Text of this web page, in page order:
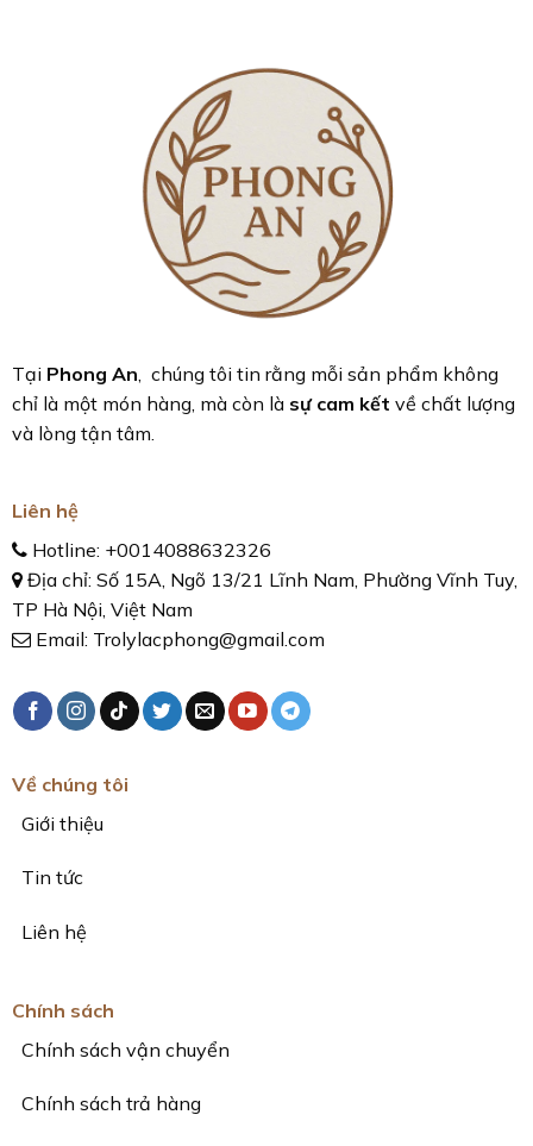
Tại Phong An , chúng tôi tin rằng mỗi sản phẩm không
chỉ là một món hàng, mà còn là sự cam kết về chất lượng
và lòng tận tâm.
Liên hệ
Hotline: +0014088632326
Địa chỉ: Số 15A, Ngõ 13/21 Lĩnh Nam, Phường Vĩnh Tuy,
TP Hà Nội, Việt Nam
Email: Trolylacphong@gmail.com
Về chúng tôi
Giới thiệu
Tin tức
Liên hệ
Chính sách
Chính sách vận chuyển
Chính sách trả hàng